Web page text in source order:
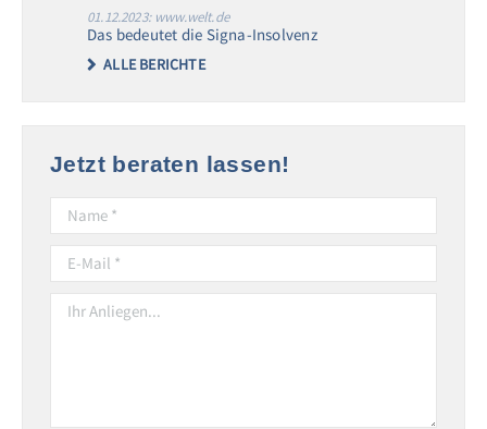
01.12.2023: www.welt.de
Das bedeutet die Signa-Insolvenz
ALLE BERICHTE
Jetzt beraten lassen!